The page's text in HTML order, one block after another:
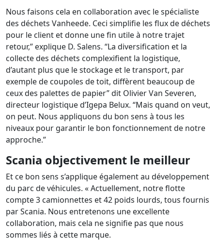
Nous faisons cela en collaboration avec le spécialiste
des déchets Vanheede. Ceci simplifie les flux de déchets
pour le client et donne une fin utile à notre trajet
retour,” explique D. Salens. “La diversification et la
collecte des déchets complexifient la logistique,
d’autant plus que le stockage et le transport, par
exemple de coupoles de toit, diffèrent beaucoup de
ceux des palettes de papier” dit Olivier Van Severen,
directeur logistique d’Igepa Belux. “Mais quand on veut,
on peut. Nous appliquons du bon sens à tous les
niveaux pour garantir le bon fonctionnement de notre
approche.”
Scania objectivement le meilleur
Et ce bon sens s’applique également au développement
du parc de véhicules. « Actuellement, notre flotte
compte 3 camionnettes et 42 poids lourds, tous fournis
par Scania. Nous entretenons une excellente
collaboration, mais cela ne signifie pas que nous
sommes liés à cette marque.